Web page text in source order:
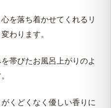
を落ち着かせてくれるリ
わります。
帯びたお風呂上がりのよ
くどくなく優しい香りに